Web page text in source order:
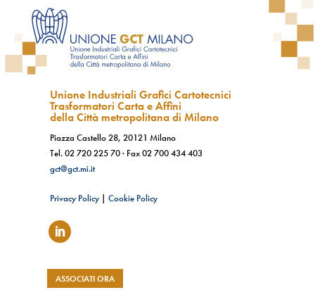
Unione Industriali Grafici Cartotecnici
Trasformatori Carta e Affini
della Città metropolitana di Milano
Piazza Castello 28, 20121 Milano
Tel.02 720 225 70· Fax02 700 434 403
gct@gct.mi.it
Privacy Policy| Cookie Policy
ASSOCIATI ORA